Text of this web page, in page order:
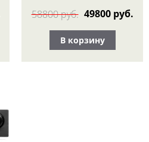
58800 руб. 49800 руб.
В корзину